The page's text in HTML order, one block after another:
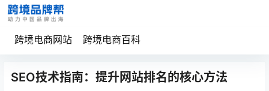
跨境电商网站 跨境电商百科
SEO技术指南：提升网站排名的核心方法